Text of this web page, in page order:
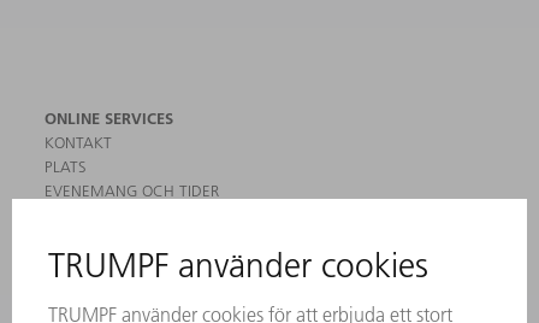
ONLINE SERVICES
KONTAKT
PLATS
EVENEMANG OCH TIDER
SÄKERHETSDATABLAD
MASKINER & SYSTEM